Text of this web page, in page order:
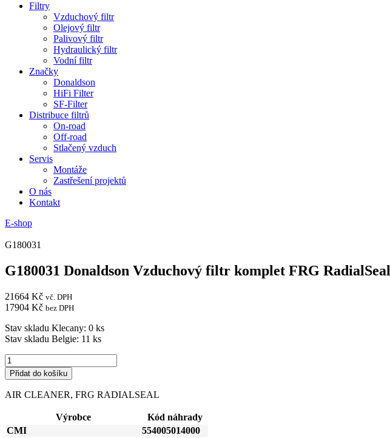
Filtry
Vzduchový filtr
Olejový filtr
Palivový filtr
Hydraulický filtr
Vodní filtr
Značky
Donaldson
HiFi Filter
SF-Filter
Distribuce filtrů
On-road
Off-road
Stlačený vzduch
Servis
Montáže
Zastřešení projektů
O nás
Kontakt
E-shop
G180031
G180031 Donaldson Vzduchový filtr komplet FRG RadialSeal
21664 Kč vč. DPH
17904 Kč bez DPH
Stav skladu Klecany: 0 ks
Stav skladu Belgie: 11 ks
G180031
Donaldson
Vzduchový
filtr
množství
Přidat do košíku
AIR CLEANER, FRG RADIALSEAL
Výrobce
Kód náhrady
CMI
554005014000